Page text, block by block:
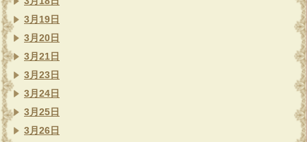
3月19日
3月20日
3月21日
3月23日
3月24日
3月25日
3月26日